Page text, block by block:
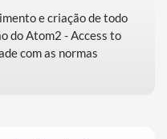
e criação de todo
do Atom2 - Access to
com as normas